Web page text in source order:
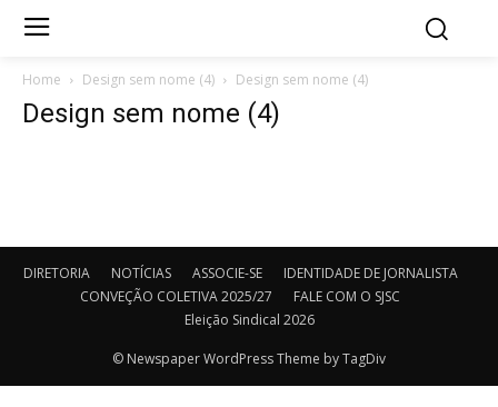
Home Design sem nome (4) Design sem nome (4)
Design sem nome (4)
DIRETORIA NOTÍCIAS ASSOCIE-SE
IDENTIDADE DE JORNALISTA
CONVEÇÃO COLETIVA 2025/27
FALE COM O SJSC
Eleição Sindical 2026
© Newspaper WordPress Theme by TagDiv